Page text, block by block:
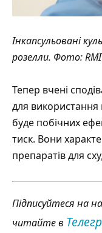
Інкапсульовані
розелли. Фото:
Тепер вчені
для використання
буде побічних
тиск. Вони
препаратів для
Підписуйтеся на
читайте в